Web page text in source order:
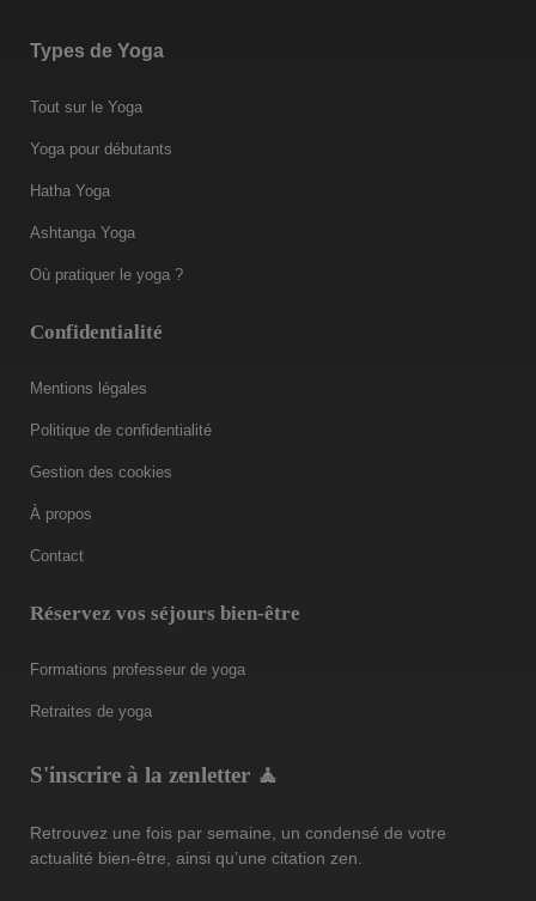
Types de Yoga
Tout sur le Yoga
Yoga pour débutants
Hatha Yoga
Ashtanga Yoga
Où pratiquer le yoga ?
Confidentialité
Mentions légales
Politique de confidentialité
Gestion des cookies
À propos
Contact
Réservez vos séjours bien-être
Formations professeur de yoga
Retraites de yoga
S'inscrire à la zenletter 🧘
Retrouvez une fois par semaine, un condensé de votre
actualité bien-être, ainsi qu’une citation zen.